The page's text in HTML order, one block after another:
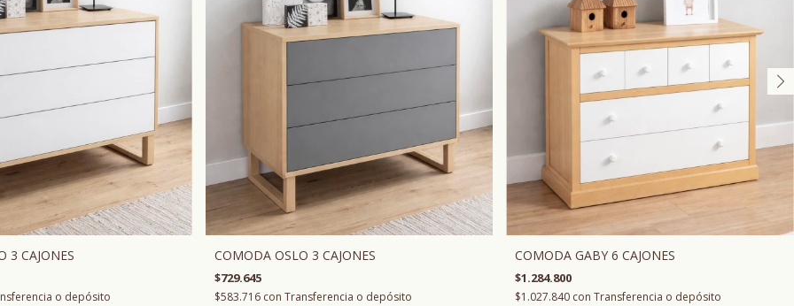
3 CAJONES
o depósito
COMODA OSLO 3 CAJONES
$729.645
$583.716 con Transferencia o depósito
COMODA GABY 6 CAJONES
$1.284.800
$1.027.840 con Transferencia o depósito